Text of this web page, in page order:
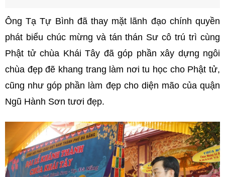
Ông Tạ Tự Bình đã thay mặt lãnh đạo chính quyền
phát biểu chúc mừng và tán thán Sư cô trú trì cùng
Phật tử chùa Khái Tây đã góp phần xây dựng ngôi
chùa đẹp đẽ khang trang làm nơi tu học cho Phật tử,
cũng như góp phần làm đẹp cho diện mão của quận
Ngũ Hành Sơn tươi đẹp.